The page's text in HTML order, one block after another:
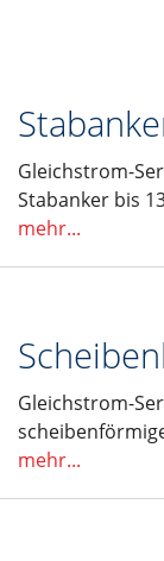
Gleichstrom-
Stabanker bis
mehr...
Gleichstrom-
mehr...